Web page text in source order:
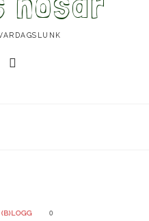
Facebook
(B)LOGG 0